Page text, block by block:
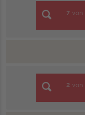
7 von
2 von